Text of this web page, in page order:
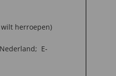
herroepen)
E-